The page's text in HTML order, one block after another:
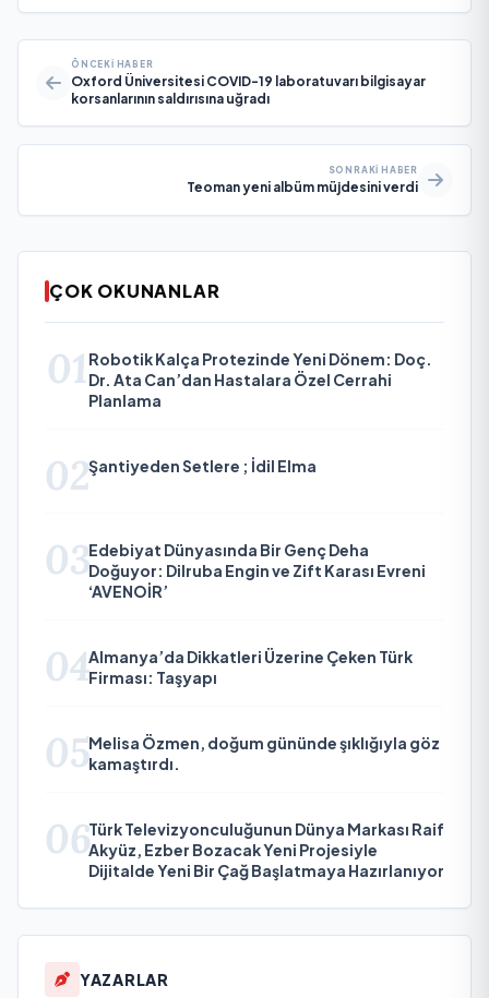
ÖNCEKI HABER
Oxford Üniversitesi COVID-19 laboratuvarı bilgisayar
korsanlarının saldırısına uğradı
SONRAKI HABER
Teoman yeni albüm müjdesini verdi
ÇOK OKUNANLAR
01 Robotik Kalça Protezinde Yeni Dönem: Doç.
Dr. Ata Can’dan Hastalara Özel Cerrahi
Planlama
02Şantiyeden Setlere ; İdil Elma
03Edebiyat Dünyasında Bir Genç Deha
Doğuyor: Dilruba Engin ve Zift Karası Evreni
‘AVENOİR’
04Almanya’da Dikkatleri Üzerine Çeken Türk
Firması: Taşyapı
05Melisa Özmen, doğum gününde şıklığıyla göz
kamaştırdı.
06Türk Televizyonculuğunun Dünya Markası Raif
Akyüz, Ezber Bozacak Yeni Projesiyle
Dijitalde Yeni Bir Çağ Başlatmaya Hazırlanıyor
YAZARLAR